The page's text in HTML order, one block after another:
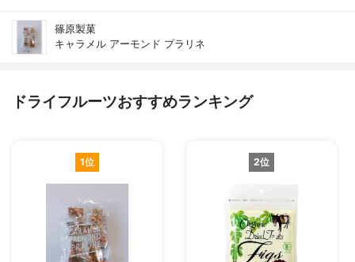
篠原製菓
キャラメル アーモンド プラリネ
ドライフルーツおすすめランキング
1位 2位